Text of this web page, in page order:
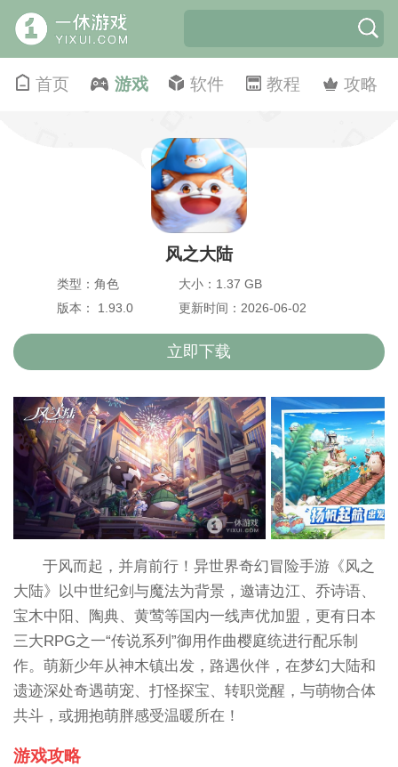
首页 游戏 软件 教程 攻略
风之大陆
类型：角色
大小：1.37 GB
版本： 1.93.0
更新时间：2026-06-02
立即下载
于风而起，并肩前行！异世界奇幻冒险手游《风之
大陆》以中世纪剑与魔法为背景，邀请边江、乔诗语、
宝木中阳、陶典、黄莺等国内一线声优加盟，更有日本
三大RPG之一“传说系列”御用作曲樱庭统进行配乐制
作。萌新少年从神木镇出发，路遇伙伴，在梦幻大陆和
遗迹深处奇遇萌宠、打怪探宝、转职觉醒，与萌物合体
共斗，或拥抱萌胖感受温暖所在！
游戏攻略